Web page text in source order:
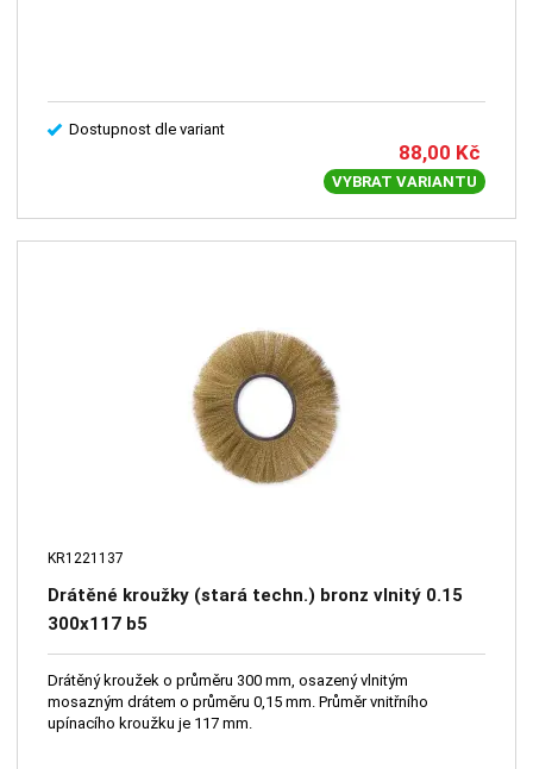
Dostupnost dle variant
88,00 Kč
VYBRAT VARIANTU
KR1221137
Drátěné kroužky (stará techn.) bronz vlnitý 0.15
300x117 b5
Drátěný kroužek o průměru 300 mm, osazený vlnitým
mosazným drátem o průměru 0,15 mm. Průměr vnitřního
upínacího kroužku je 117 mm.